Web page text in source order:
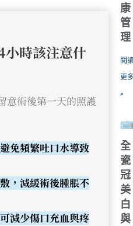
時該注意什
意術後第一天的照護
免頻繁吐口水導致
，減緩術後腫脹不
減少傷口充血與疼
康
管
理
閱
更
»
全
瓷
冠
美
白
與